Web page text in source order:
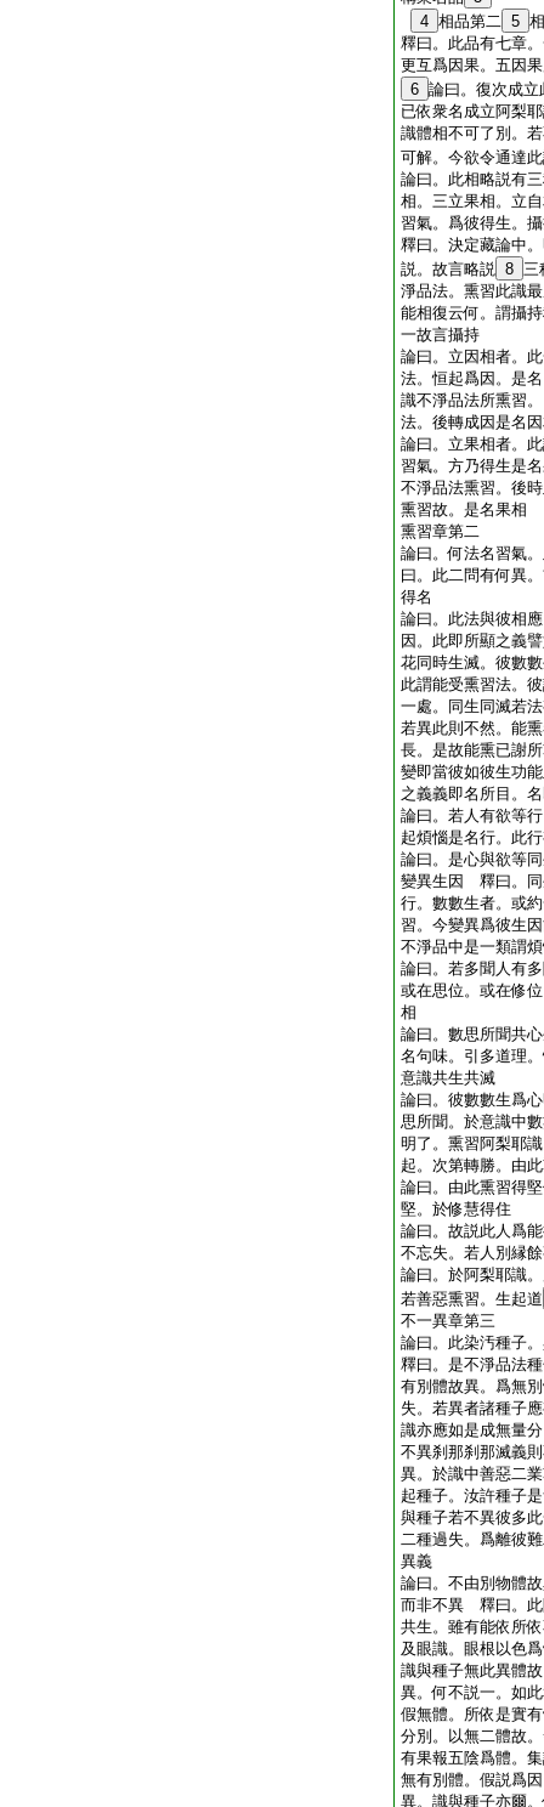
4 相品第二 5
釋曰。此品有七章
更互爲因果。五因
6 論曰。復次成
已依衆名成立阿梨
識體相不可了別。
可解。今欲令通達
論曰。此相略説有
相。三立果相。立
習氣。爲彼得生。
釋曰。決定藏論中
説。故言略説 8 三
淨品法。熏習此識
能相復云何。謂攝
一故言攝持
論曰。立因相者。
法。恒起爲因。是
識不淨品法所熏習
法。後轉成因是名
論曰。立果相者。
習氣。方乃得生是
不淨品法熏習。後
熏習故。是名果相
熏習章第二
論曰。何法名習氣
曰。此二問有何異
得名
論曰。此法與彼相
因。此即所顯之義
花同時生滅。彼數
此謂能受熏習法。
一處。同生同滅若
若異此則不然。能
長。是故能熏已謝
變即當彼如彼生功
之義義即名所目。
論曰。若人有欲等
起煩惱是名行。此
論曰。是心與欲等
變異生因 釋曰。同
行。數數生者。或
習。今變異爲彼生
不淨品中是一類謂
論曰。若多聞人有
或在思位。或在修
相
論曰。數思所聞共
名句味。引多道理
意識共生共滅
論曰。彼數數生爲
思所聞。於意識中
明了。熏習阿梨耶
起。次第轉勝。由
論曰。由此熏習得
堅。於修慧得住
論曰。故説此人爲
不忘失。若人別縁
論曰。於阿梨耶識
若善惡熏習。生起道
不一異章第三
論曰。此染汚種子
釋曰。是不淨品法
有別體故異。爲無
失。若異者諸種子
識亦應如是成無量
不異刹那刹那滅義
異。於識中善惡二
起種子。汝許種子
與種子若不異彼多
二種過失。爲離彼
異義
論曰。不由別物體
而非不異 釋曰。此
共生。雖有能依所
及眼識。眼根以色
識與種子無此異體
異。何不説一。如
假無體。所依是實
分別。以無二體故
有果報五陰爲體。
無有別體。假説爲
異。識與種子亦爾